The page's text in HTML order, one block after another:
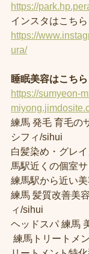
https://
インスタはこち
https://
ura/
睡眠美容はこちら
https://sumyeon-
練馬 発毛 育毛の
シフィ/sihui
白髪染め・グレ
馬駅近くの個室
練馬駅から近い
練馬 髪質改善美
ィ/sihui
ヘッドスパ 練馬
練馬トリートメ